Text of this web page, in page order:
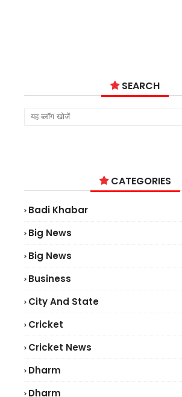
SEARCH
CATEGORIES
Badi Khabar
Big News
Big News
Business
City And State
Cricket
Cricket News
Dharm
Dharm